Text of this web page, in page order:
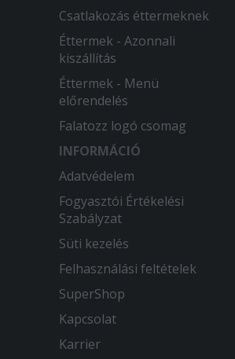
Csatlakozás éttermeknek
Éttermek - Azonnali
kiszállítás
Éttermek - Menü
előrendelés
Falatozz logó csomag
INFORMÁCIÓ
Adatvédelem
Fogyasztói Értékelési
Szabályzat
Süti kezelés
Felhasználási feltételek
SuperShop
Kapcsolat
Karrier